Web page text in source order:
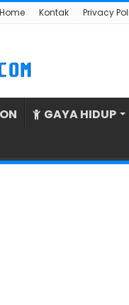
Home Kontak Privacy
GAYA HIDUP